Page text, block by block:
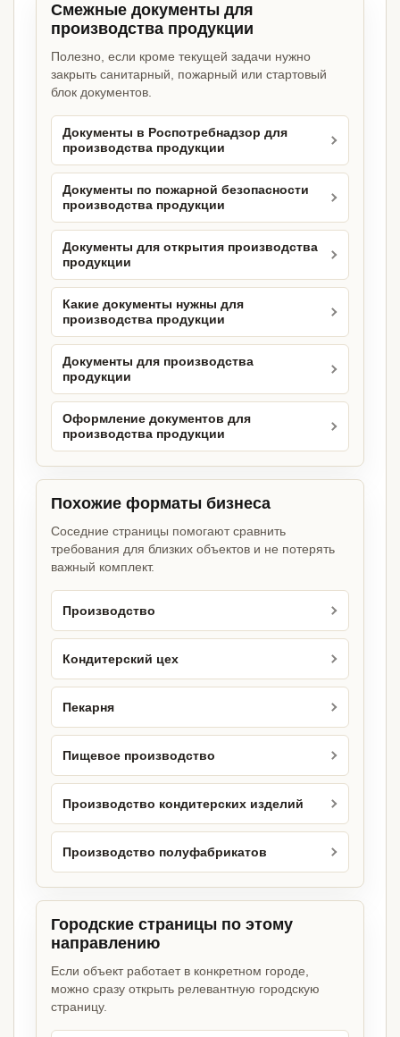
Смежные документы для
производства продукции
Полезно, если кроме текущей задачи нужно
закрыть санитарный, пожарный или стартовый
блок документов.
Документы в Роспотребнадзор для
производства продукции
Документы по пожарной безопасности
производства продукции
Документы для открытия производства
продукции
Какие документы нужны для
производства продукции
Документы для производства
продукции
Оформление документов для
производства продукции
Похожие форматы бизнеса
Соседние страницы помогают сравнить
требования для близких объектов и не потерять
важный комплект.
Производство
Кондитерский цех
Пекарня
Пищевое производство
Производство кондитерских изделий
Производство полуфабрикатов
Городские страницы по этому
направлению
Если объект работает в конкретном городе,
можно сразу открыть релевантную городскую
страницу.